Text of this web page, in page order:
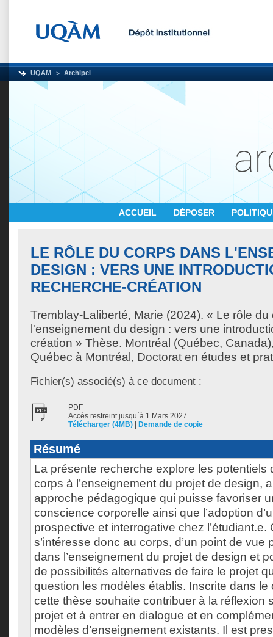
UQAM Archipel
ACCUEIL DÉPOSER
LE RÔLE DU CORPS DANS
DESIGN : VERS UNE
RECHERCHE-CRÉATION
Tremblay-Laliberté, Marie (2024). « Le rôle
l'enseignement du design : vers une
création » Thèse. Montréal (Québec,
Québec à Montréal, Doctorat en études et
Fichier(s) associé(s) à ce document :
PDF
Accès restreint jusqu´à 1 Mars 2027.
Télécharger (4MB)
Demande de copie
Résumé
La présente recherche explore les potentiels
corps à l’enseignement du projet de design,
approche pédagogique qui puisse favoriser
conscience corporelle ainsi que l’adoption
prospective et interrogative chez l’étudiant.e.
s’intéresse donc au corps, d’un point de vue
dans l’enseignement du projet de design et
de possibilités alternatives de faire le projet
question les modèles établis. Inscrite dans le
cette thèse souhaite contribuer à la réflexion
projet et à entrer en dialogue et en
modèles d’enseignement existants. Il est